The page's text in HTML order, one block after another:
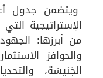
ويتضمن جدول
الإستراتيجية
من أبرزها:
والحوافز
الجَنيسَة،